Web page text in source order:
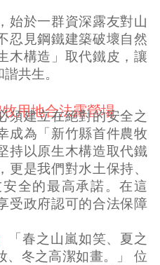
始於一群資深露友對山
忍見鋼鐵建築破壞自然
木構造」取代鐵皮，讓
共生。
用地合法露營場
須建立在絕對的安全之
成為「新竹縣首件農牧
持以原生木構造取代鐵
更是我們對水土保持、
全的最高承諾。在這
受政府認可的合法保障
「春之山嵐如笑、夏之
、冬之高潔如畫。」 位